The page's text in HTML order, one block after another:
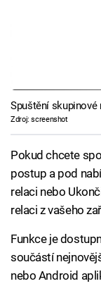
Spuštění
Zdroj: screenshot
Pokud chcete
postup a pod
relaci nebo
relaci z vašeho
Funkce je
součástí
nebo Android